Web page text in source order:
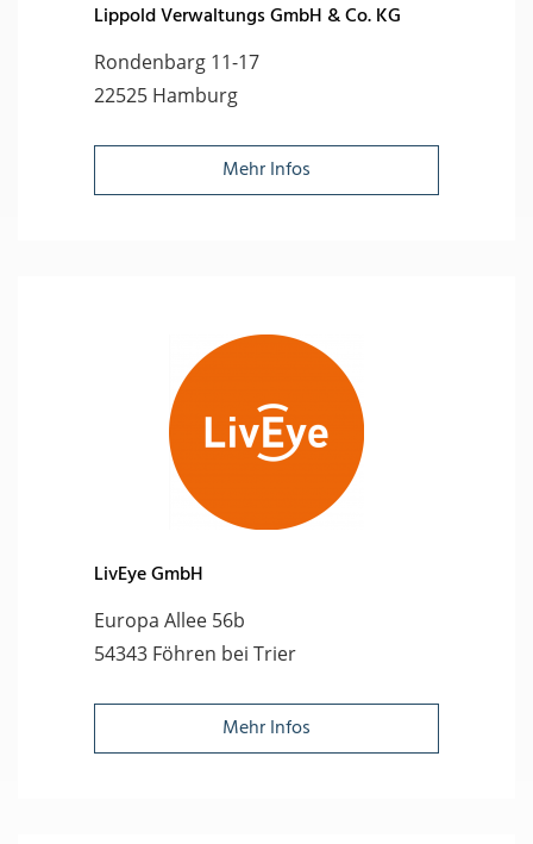
Lippold Verwaltungs GmbH & Co. KG
Rondenbarg 11-17
22525 Hamburg
Mehr Infos
LivEye GmbH
Europa Allee 56b
54343 Föhren bei Trier
Mehr Infos